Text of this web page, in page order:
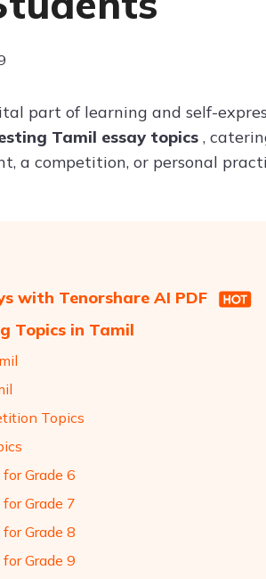
part of learning and self-
Tamil essay topics ,
a competition, or personal
with Tenorshare AI PDF
Topics in Tamil
Topics
Grade 6
Grade 7
Grade 8
Grade 9